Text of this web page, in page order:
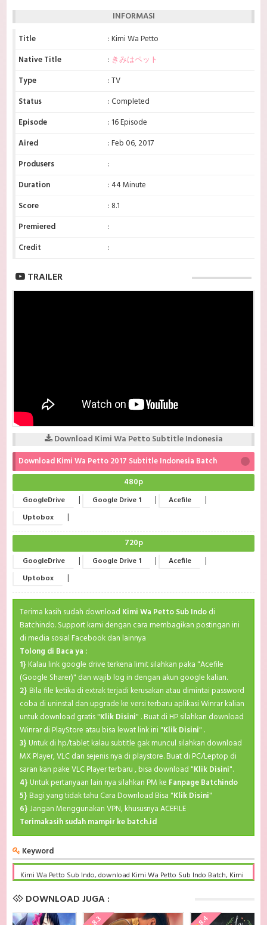
INFORMASI
Title
: Kimi Wa Petto
Native Title
: きみはペット
Type
: TV
Status
: Completed
Episode
: 16 Episode
Aired
: Feb 06, 2017
Produsers
:
Duration
: 44 Minute
Score
: 8.1
Premiered
:
Credit
:
TRAILER
Download Kimi Wa Petto Subtitle Indonesia
Download Kimi Wa Petto 2017 Subtitle Indonesia Batch
480p
GoogleDrive | Google Drive 1 | Acefile |
Uptobox |
720p
GoogleDrive | Google Drive 1 | Acefile |
Uptobox |
Terima kasih sudah download Kimi Wa Petto Sub Indodi
Batchindo. Support kami dengan cara membagikan postingan ini
di media sosial Facebook dan lainnya
Tolong di Baca ya :
1} Kalau link google drive terkena limit silahkan paka "Acefile
(Google Sharer)" dan wajib log in dengan akun google kalian.
2} Bila file ketika di extrak terjadi kerusakan atau dimintai password
coba di uninstal dan upgrade ke versi terbaru aplikasi Winrar kalian
untuk download gratis "Klik Disini" . Buat di HP silahkan download
Winrar di PlayStore atau bisa lewat link ini "Klik Disini" .
3} Untuk di hp/tablet kalau subtitle gak muncul silahkan download
MX Player, VLC dan sejenis nya di playstore. Buat di PC/Leptop di
saran kan pake VLC Player terbaru , bisa download "Klik Disini".
4} Untuk pertanyaan lain nya silahkan PM ke Fanpage Batchindo
5} Bagi yang tidak tahu Cara Download Bisa "Klik Disini"
6}Jangan Menggunakan VPN, khususnya ACEFILE
Terimakasih sudah mampir ke batch.id
Keyword
Kimi Wa Petto Sub Indo, download Kimi Wa Petto Sub Indo Batch, Kimi
indo batch google drive, Kimi Wa Petto batch subtitle indonesia, Kimi
Wa Petto mp4 batch, Kimi Wa Petto Sub Indo x265, Kimi Wa Petto
Batch Subtitle Indonesia bd, Kimi Wa Petto Batch Subtitle Indonesia
DOWNLOAD JUGA :
8.3 8.4